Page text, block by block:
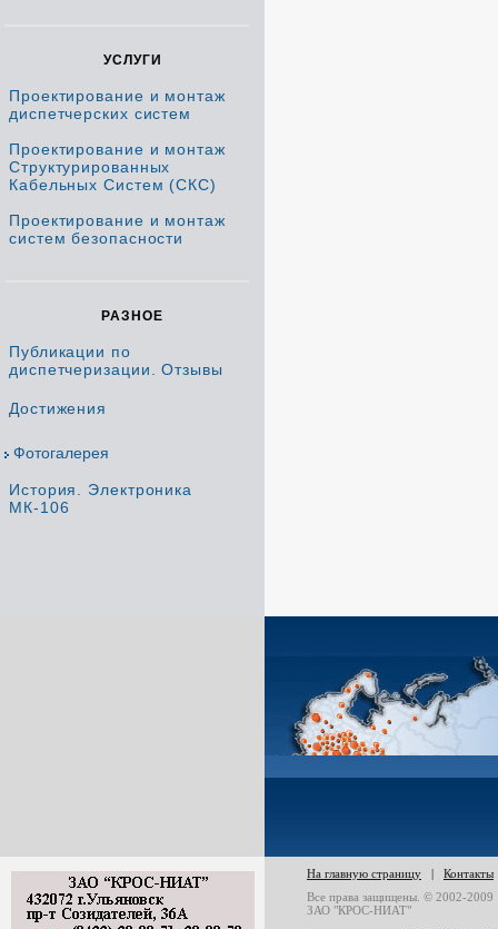
УСЛУГИ
Проектирование и монтаж
диспетчерских систем
Проектирование и монтаж
Структурированных
Кабельных Систем (СКС)
Проектирование и монтаж
систем безопасности
РАЗНОЕ
Публикации по
диспетчеризации. Отзывы
Достижения
Фотогалерея
История. Электроника
МК-106
На главную страницу | Контакты
Все права защищены. © 2002-2009
ЗАО "КРОС-НИАТ"